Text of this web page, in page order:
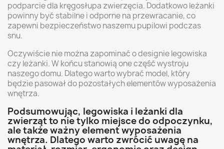
podparcie dla kręgosłupa zwierzęcia. Dodatkowo leżanki
powinny być stabilne i odporne na przewracanie, co
zapewni bezpieczeństwo naszemu pupilowi podczas
snu.
Oczywiście nie można zapominać o designie legowiska
czy leżanki. W końcu stanowią one część wystroju
naszego domu. Dlatego warto wybrać model, który
będzie pasował do pozostałych elementów wyposażenia
wnętrza.
Podsumowując, legowiska i leżanki dla
zwierząt to nie tylko miejsce do odpoczynku,
ale także ważny element wyposażenia
wnętrza. Dlatego warto zwrócić uwagę na